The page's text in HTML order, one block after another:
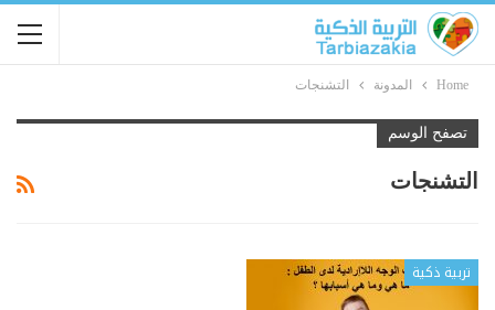
Home المدونة التشنجات
تصفح الوسم
التشنجات
تربية ذكية